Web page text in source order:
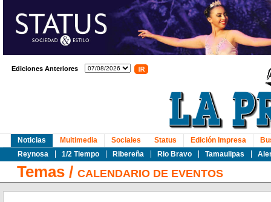
Ediciones Anteriores
Noticias
Reynosa
1/2 Tiempo Ribereña Rio Bravo Tamaulipas
Multimedia Sociales Status Edición Impresa
Temas / CALENDARIO DE EVENTOS